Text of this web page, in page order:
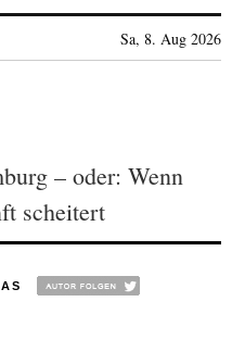
Sa, 8. Aug 2026
– oder: Wenn
scheitert